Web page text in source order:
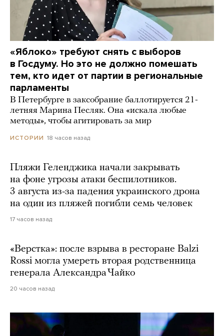
«Яблоко» требуют снять с выборов
в Госдуму. Но это не должно помешать
тем, кто идет от партии в региональные
парламенты
В Петербурге в заксобрание баллотируется 21-
летняя Марина Песляк. Она «искала любые
методы», чтобы агитировать за мир
ИСТОРИИ 18 часов назад
Пляжи Геленджика начали закрывать
на фоне угрозы атаки беспилотников.
3 августа из-за падения украинского дрона
на один из пляжей погибли семь человек
17 часов назад
«Верстка»: после взрыва в ресторане Balzi
Rossi могла умереть вторая родственница
генерала Александра Чайко
20 часов назад